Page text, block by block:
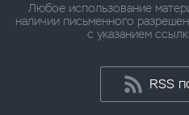
Любое использование
наличии письменного
с указанием
RSS